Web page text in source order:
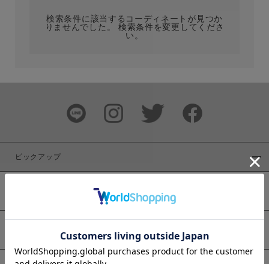
ブランド
検索条件に該当するコーディネートが見つか
りませんでした。 検索条件を変更してくださ
い。
ピックアップ